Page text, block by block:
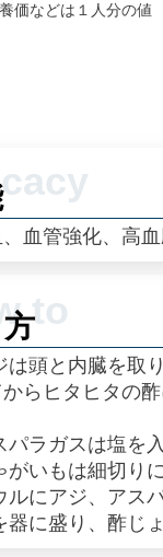
１人分
血管強化、高
頭と内臓を取
らヒタヒタの
ラガスは塩を
いもは細切り
にアジ、アス
に盛り、酢じょ